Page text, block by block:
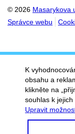
© 2026 Masarykova
Správce webu
K
obsahu a
klikněte na
souhlas k jejich
Upravit